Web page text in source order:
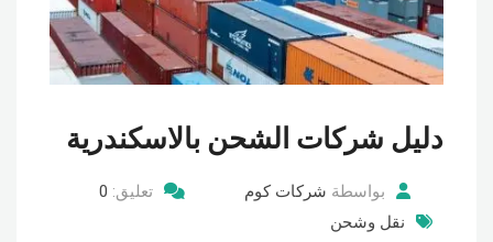
دليل شركات الشحن بالاسكندرية
بواسطة شركات كوم تعليق: 0
نقل وشحن